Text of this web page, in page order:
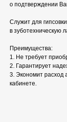
о подтверждении
Служит для
в зуботехническую
Преимущества:
1. Не требует
2. Гарантирует
3. Экономит расход
кабинете.